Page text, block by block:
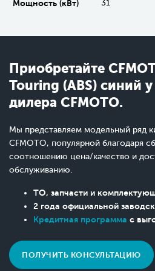
Мощность (кВт) 31
Приобретайте
Touring (ABS) синий
дилера CFMOTO.
Мы представляем модельный ряд
CFMOTO, популярной благодаря
соотношению цена/качество и
обслуживанию.
ТО, запчасти и
2 года официальной
Кредитная программа с
ПОЛУЧИТЬ КОНСУЛЬТАЦИЮ